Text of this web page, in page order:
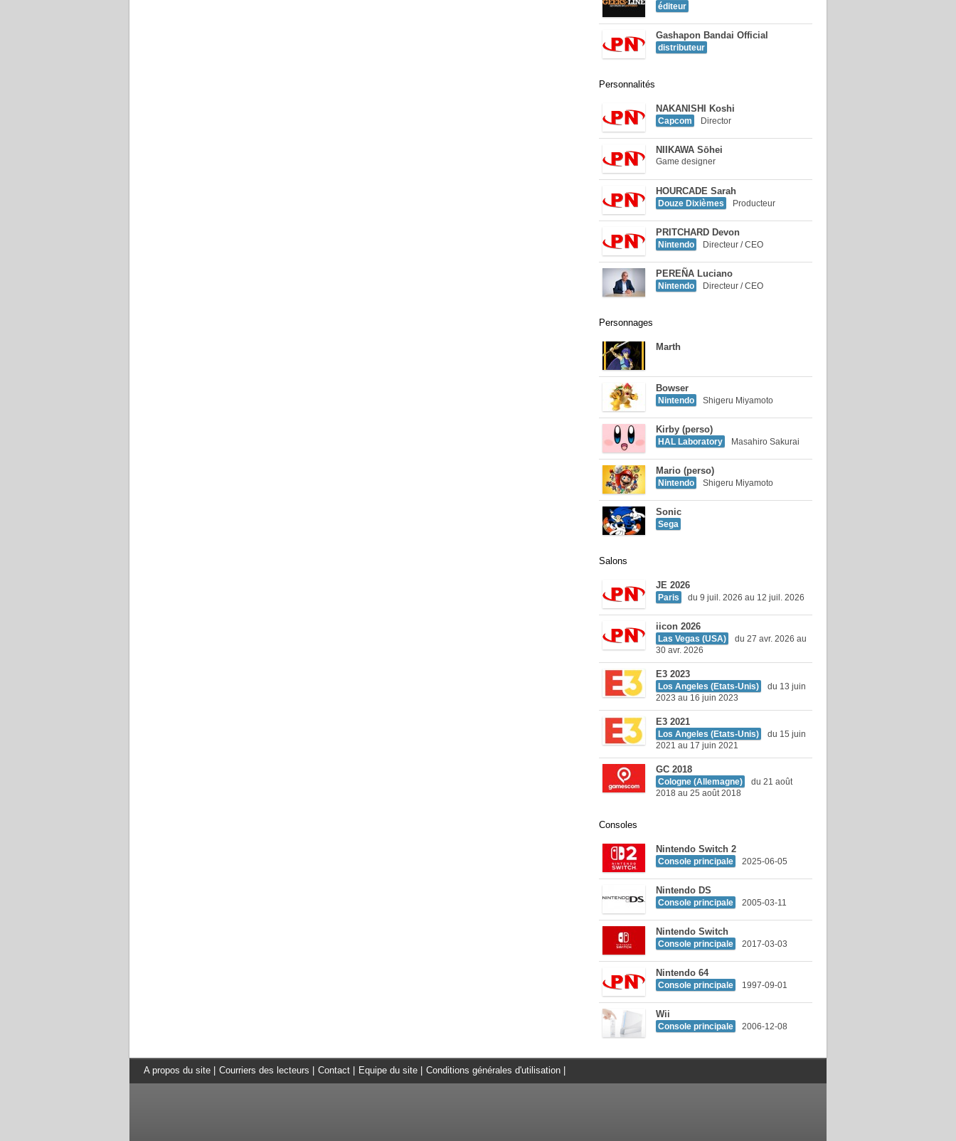
éditeur
Gashapon Bandai Official
distributeur
Personnalités
NAKANISHI Koshi
Capcom Director
NIIKAWA Sōhei
Game designer
HOURCADE Sarah
Douze Dixièmes Producteur
PRITCHARD Devon
Nintendo Directeur / CEO
PEREÑA Luciano
Nintendo Directeur / CEO
Personnages
Marth
Bowser
Nintendo Shigeru Miyamoto
Kirby (perso)
HAL Laboratory Masahiro Sakurai
Mario (perso)
Nintendo Shigeru Miyamoto
Sonic
Sega
Salons
JE 2026
Paris du 9 juil. 2026 au 12 juil. 2026
iicon 2026
Las Vegas (USA)
du 27 avr. 2026 au
30 avr. 2026
E3 2023
Los Angeles (Etats-Unis)
du 13 juin
2023 au 16 juin 2023
E3 2021
Los Angeles (Etats-Unis)
du 15 juin
2021 au 17 juin 2021
GC 2018
Cologne (Allemagne)
du 21 août
2018 au 25 août 2018
Consoles
Nintendo Switch 2
Console principale 2025-06-05
Nintendo DS
Console principale 2005-03-11
Nintendo Switch
Console principale 2017-03-03
Nintendo 64
Console principale 1997-09-01
Wii
Console principale 2006-12-08
A propos du site Courriers des lecteurs Contact Equipe du site Conditions générales d'utilisation